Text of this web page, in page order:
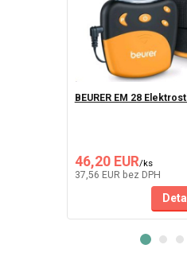
BEURER EM 28
46,20 EUR/ks
37,56 EUR bez DPH